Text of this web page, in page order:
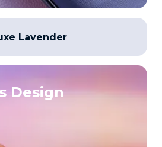
Lavender
Design